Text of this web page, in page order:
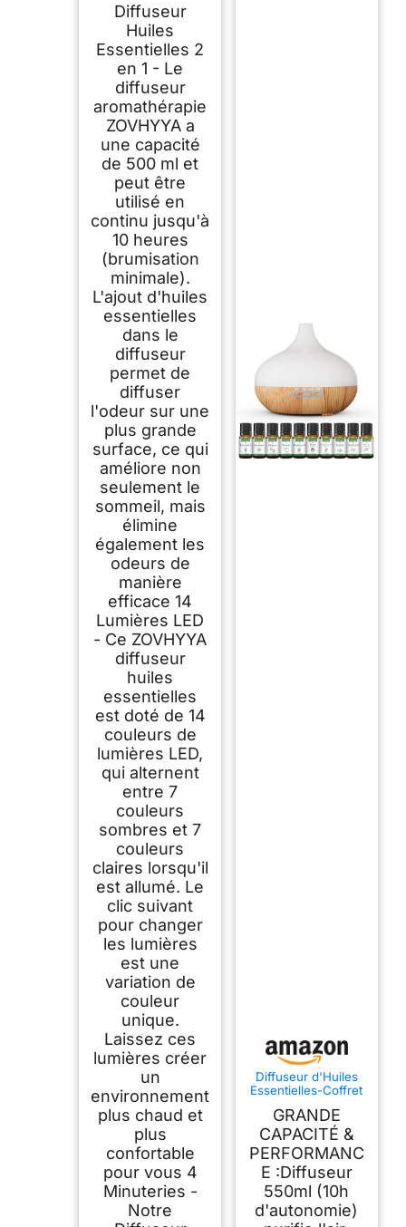
Télécommande 14
LED
Diffuseur
Huiles
Essentielles 2
en 1 - Le
diffuseur
aromathérapie
ZOVHYYA a
une capacité
de 500 ml et
peut être
utilisé en
continu jusqu'à
10 heures
(brumisation
minimale).
L'ajout d'huiles
essentielles
dans le
diffuseur
permet de
diffuser
l'odeur sur une
plus grande
surface, ce qui
améliore non
seulement le
sommeil, mais
élimine
également les
odeurs de
manière
efficace 14
Lumières LED
- Ce ZOVHYYA
diffuseur
huiles
essentielles
est doté de 14
couleurs de
lumières LED,
qui alternent
entre 7
couleurs
sombres et 7
couleurs
claires lorsqu'il
est allumé. Le
clic suivant
pour changer
les lumières
est une
variation de
couleur
unique.
Laissez ces
lumières créer
un
environnement
plus chaud et
plus
confortable
pour vous 4
Minuteries -
Notre
Diffuseur d'Huiles
Essentielles-Coffret
essentielles 500 ML
Télécommande 14
Couleurs LED & 4
réglages de
minuterie Idéal pour
la Relaxation, Le
Bien-être et
l'aromathérapie
GRANDE
CAPACITÉ &
PERFORMANC
E :Diffuseur
550ml (10h
d'autonomie)